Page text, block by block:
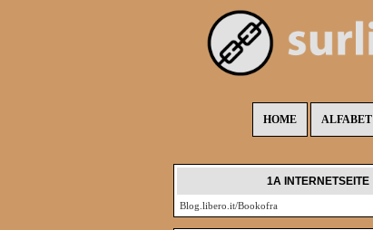
HOME ALFABET
1A INTERNETSEITE
Blog.libero.it/Bookofra